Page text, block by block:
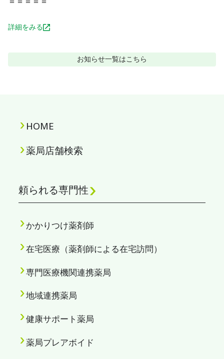
詳細をみる
お知らせ一覧はこちら
HOME
薬局店舗検索
頼られる専門性
かかりつけ薬剤師
在宅医療（薬剤師による在宅訪問）
専門医療機関連携薬局
地域連携薬局
健康サポート薬局
薬局プレアボイド